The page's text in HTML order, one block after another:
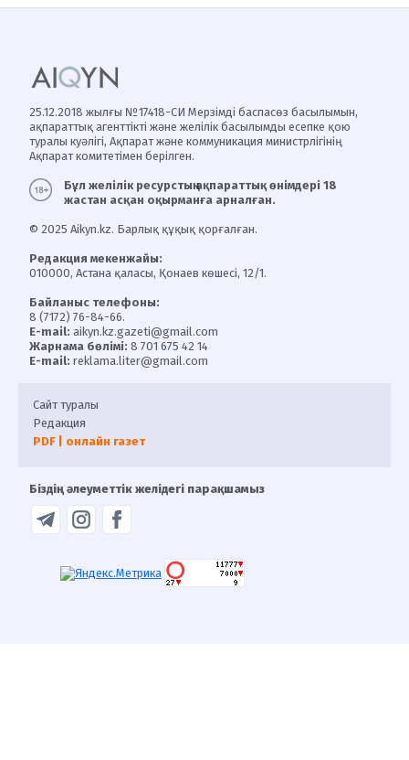
25.12.2018 жылғы №17418-СИ Мерзімді баспасөз басылымын,
ақпараттық агенттікті және желілік басылымды есепке қою
туралы куәлігі, Ақпарат және коммуникация министрлігінің
Ақпарат комитетімен берілген.
Бұл желілік ресурстың ақпараттық өнімдері 18
жастан асқан оқырманға арналған.
© 2025 Aikyn.kz. Барлық құқық қорғалған.
Редакция мекенжайы:
010000, Астана қаласы, Қонаев көшесі, 12/1.
Байланыс телефоны:
8 (7172) 76-84-66.
E-mail: aikyn.kz.gazeti@gmail.com
Жарнама бөлімі: 8 701 675 42 14
E-mail: reklama.liter@gmail.com
Сайт туралы
Редакция
PDF | онлайн газет
Біздің әлеуметтік желідегі парақшамыз